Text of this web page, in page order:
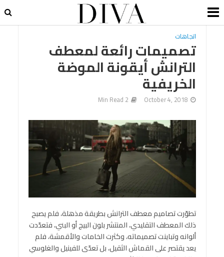
اتجاهات
تصميمات رائعة لمعطف
الترانش أيقونة الموضة
الخريفية
October 4, 2018
2 Min Read
تطوّرت تصاميم معطف الترانش بطريقة مذهلة، فلم يصبح
ذلك المعطف التقليدي، المنتشر بلون البيج أو البني، فتعدّدت
ألوانه وتباينت تصميماته، وكثرت الخامات والأقمشة، فلم
يعد يقتصر على القماش الثقيل، بل تعدّى للفينيل والغلوسي